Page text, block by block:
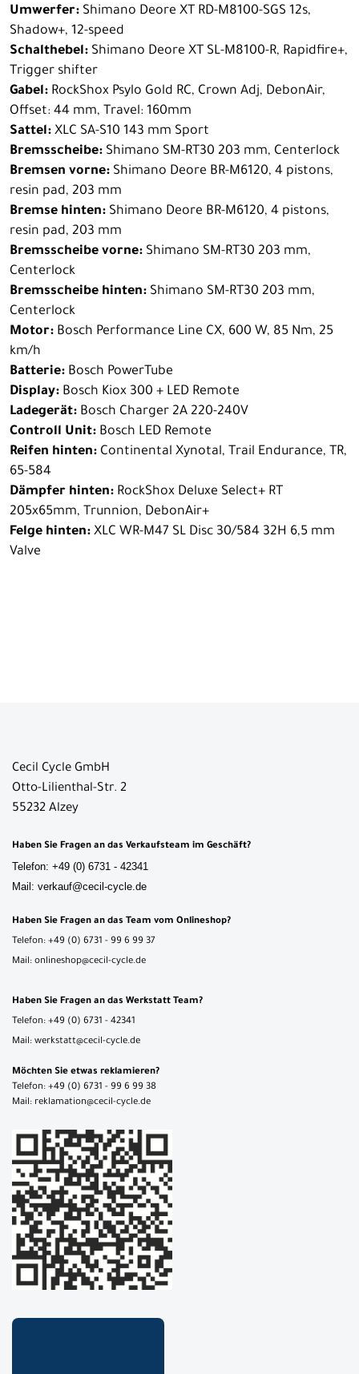
Umwerfer: Shimano Deore XT RD-M8100-SGS 12s,
Shadow+, 12-speed
Schalthebel: Shimano Deore XT SL-M8100-R, Rapidfire+,
Trigger shifter
Gabel: RockShox Psylo Gold RC, Crown Adj, DebonAir,
Offset: 44 mm, Travel: 160mm
Sattel: XLC SA-S10 143 mm Sport
Bremsscheibe: Shimano SM-RT30 203 mm, Centerlock
Bremsen vorne: Shimano Deore BR-M6120, 4 pistons,
resin pad, 203 mm
Bremse hinten: Shimano Deore BR-M6120, 4 pistons,
resin pad, 203 mm
Bremsscheibe vorne: Shimano SM-RT30 203 mm,
Centerlock
Bremsscheibe hinten: Shimano SM-RT30 203 mm,
Centerlock
Motor: Bosch Performance Line CX, 600 W, 85 Nm, 25
km/h
Batterie: Bosch PowerTube
Display: Bosch Kiox 300 + LED Remote
Ladegerät: Bosch Charger 2A 220-240V
Controll Unit: Bosch LED Remote
Reifen hinten: Continental Xynotal, Trail Endurance, TR,
65-584
Dämpfer hinten: RockShox Deluxe Select+ RT
205x65mm, Trunnion, DebonAir+
Felge hinten: XLC WR-M47 SL Disc 30/584 32H 6,5 mm
Valve
Cecil Cycle GmbH
Otto-Lilienthal-Str. 2
55232 Alzey
Haben Sie Fragen an das Verkaufsteam im Geschäft?
Telefon: +49 (0) 6731 - 42341
Mail: verkauf@cecil-cycle.de
Haben Sie Fragen an das Team vom Onlineshop?
Telefon: +49 (0) 6731 - 99 6 99 37
Mail: onlineshop@cecil-cycle.de
Haben Sie Fragen an das Werkstatt Team?
Telefon: +49 (0) 6731 - 42341
Mail: werkstatt@cecil-cycle.de
Möchten Sie etwas reklamieren?
Telefon: +49 (0) 6731 - 99 6 99 38
Mail: reklamation@cecil-cycle.de